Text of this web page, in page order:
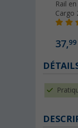
Rail
Cargo
37,99